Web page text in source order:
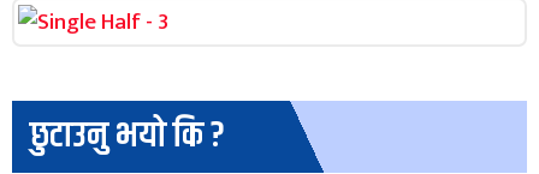
छुटाउनु भयो कि ?